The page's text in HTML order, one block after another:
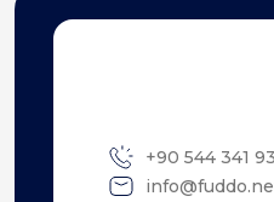
+90 544 341